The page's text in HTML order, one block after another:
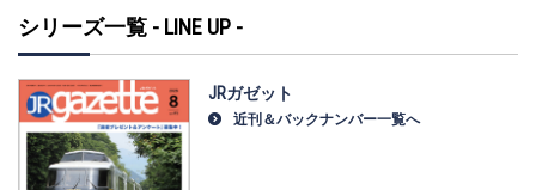
シリーズ一覧 - LINE UP -
JRガゼット
近刊＆バックナンバー一覧へ